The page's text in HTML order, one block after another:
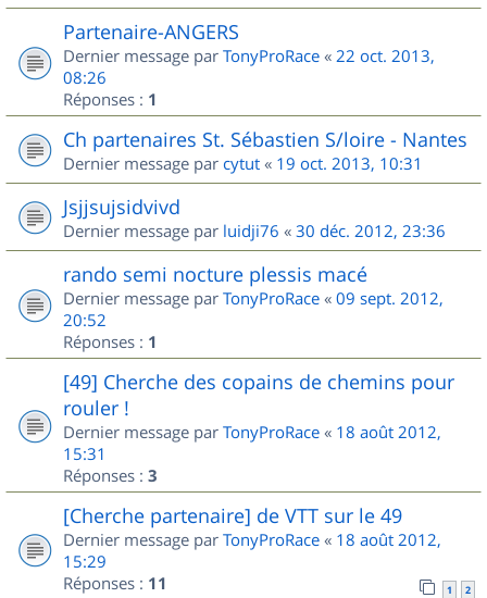
Partenaire-ANGERS
Dernier message par TonyProRace « 22 oct. 2013,
08:26
Réponses : 1
Ch partenaires St. Sébastien S/loire - Nantes
Dernier message par cytut « 19 oct. 2013, 10:31
Jsjjsujsidvivd
Dernier message par luidji76 « 30 déc. 2012, 23:36
rando semi nocture plessis macé
Dernier message par TonyProRace « 09 sept. 2012,
20:52
Réponses : 1
[49] Cherche des copains de chemins pour
rouler !
Dernier message par TonyProRace « 18 août 2012,
15:31
Réponses : 3
[Cherche partenaire] de VTT sur le 49
Dernier message par TonyProRace « 18 août 2012,
15:29
Réponses : 11 1 2